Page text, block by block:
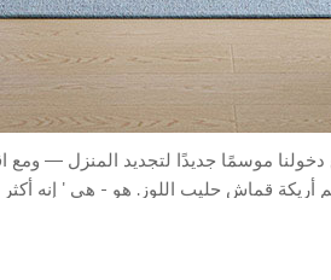
مع دخولنا موسمًا جديدًا لتجديد المنزل —
أريكة قماش حليب اللوز. هو - هي ' إنه